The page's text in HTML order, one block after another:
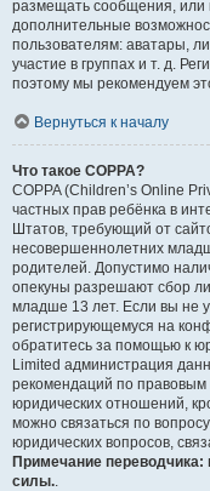
размещать сообщения, или
дополнительные
пользователям: аватары,
участие в группах и т. д.
поэтому мы рекомендуем
Вернуться к началу
Что такое COPPA?
COPPA (Children’s Online
частных прав ребёнка в
Штатов, требующий от
несовершеннолетних
родителей. Допустимо
опекуны разрешают сбор
младше 13 лет. Если вы не
регистрирующемуся на
обратитесь за помощью к
Limited администрация
рекомендаций по
юридических отношений,
можно связаться по
юридических вопросов,
Примечание
силы..